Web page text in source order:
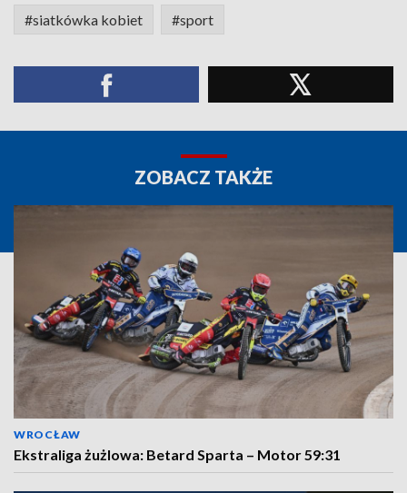
#siatkówka kobiet #sport
ZOBACZ TAKŻE
WROCŁAW
Ekstraliga żużlowa: Betard Sparta – Motor 59:31